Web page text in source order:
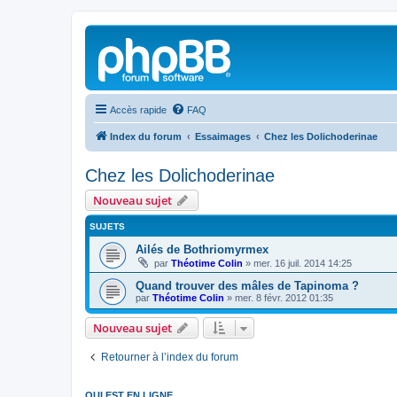
Accès rapide FAQ
Index du forum Essaimages Chez les Dolichoderinae
Chez les Dolichoderinae
Nouveau sujet
SUJETS
Ailés de Bothriomyrmex
par Théotime Colin » mer. 16 juil. 2014 14:25
Quand trouver des mâles de Tapinoma ?
par Théotime Colin » mer. 8 févr. 2012 01:35
Nouveau sujet
Retourner à l’index du forum